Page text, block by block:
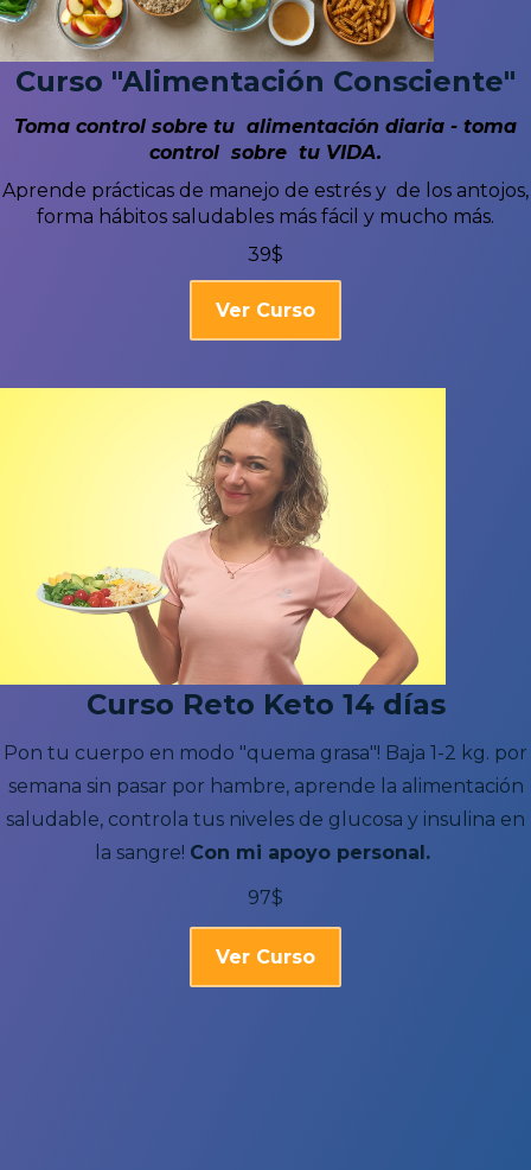
Curso "Alimentación Consciente"
Toma control sobre tu alimentación diaria - toma
control sobre tu VIDA.
Aprende prácticas de manejo de estrés y de los antojos,
forma hábitos saludables más fácil y mucho más.
39$
Ver Curso
Curso Reto Keto 14 días
Pon tu cuerpo en modo "quema grasa"! Baja 1-2 kg. por
semana sin pasar por hambre, aprende la alimentación
saludable, controla tus niveles de glucosa y insulina en
la sangre! Con mi apoyo personal.
97$
Ver Curso